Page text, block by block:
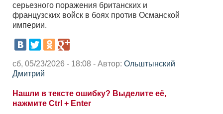
серьезного поражения британских и
французских войск в боях против Османской
империи.
сб, 05/23/2026 - 18:08 - Автор: Ольштынский
Дмитрий
Нашли в тексте ошибку? Выделите её,
нажмите Ctrl + Enter